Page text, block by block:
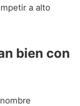
a alto
bien con